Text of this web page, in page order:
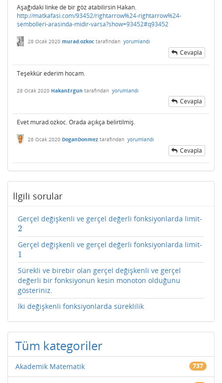
Aşağıdaki linke de bir göz atabilirsin Hakan.
http://matkafasi.com/93452/rightarrow%24-rightarrow%24-
sembolleri-arasinda-midir-varsa?show=93452#q93452
28 Ocak 2020 murad.ozkoc tarafından yorumlandı
Cevapla
Teşekkür ederim hocam.
28 Ocak 2020 HakanErgun tarafından yorumlandı
Cevapla
Evet murad.ozkoc. Orada açıkça belirtilmiş.
28 Ocak 2020 DoganDonmez tarafından yorumlandı
Cevapla
İlgili sorular
Gerçel değişkenli ve gerçel değerli fonksiyonlarda limit-
2
2
Gerçel değişkenli ve gerçel değerli fonksiyonlarda limit-
1
1
Sürekli ve birebir olan gerçel değişkenli ve gerçel
değerli bir fonksiyonun kesin monoton olduğunu
gösteriniz.
İki değişkenli fonksiyonlarda süreklilik
Tüm kategoriler
Akademik Matematik 737